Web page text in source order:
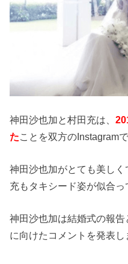
神田沙也加と村田充は、
た ことを双方のInstagram
神田沙也加がとても美し
充もタキシード姿が似合っ
神田沙也加は結婚式の報
に向けたコメントを発表し